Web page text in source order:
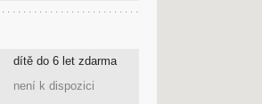
dítě do 6 let zdarma
není k dispozici